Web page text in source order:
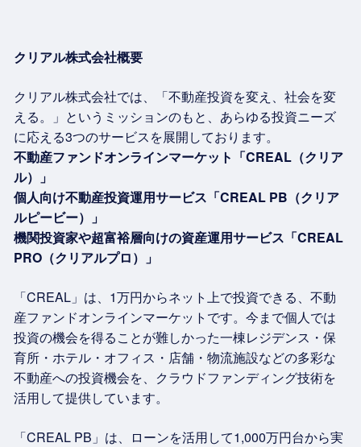
クリアル株式会社概要
クリアル株式会社では、「不動産投資を変え、社会を変
える。」というミッションのもと、あらゆる投資ニーズ
に応える3つのサービスを展開しております。
不動産ファンドオンラインマーケット「CREAL（クリア
ル）」
個人向け不動産投資運用サービス「CREAL PB（クリア
ルピービー）」
機関投資家や超富裕層向けの資産運用サービス「CREAL
PRO（クリアルプロ）」
「CREAL」は、1万円からネット上で投資できる、不動
産ファンドオンラインマーケットです。今まで個人では
投資の機会を得ることが難しかった一棟レジデンス・保
育所・ホテル・オフィス・店舗・物流施設などの多彩な
不動産への投資機会を、クラウドファンディング技術を
活用して提供しています。
「CREAL PB」は、ローンを活用して1,000万円台から実